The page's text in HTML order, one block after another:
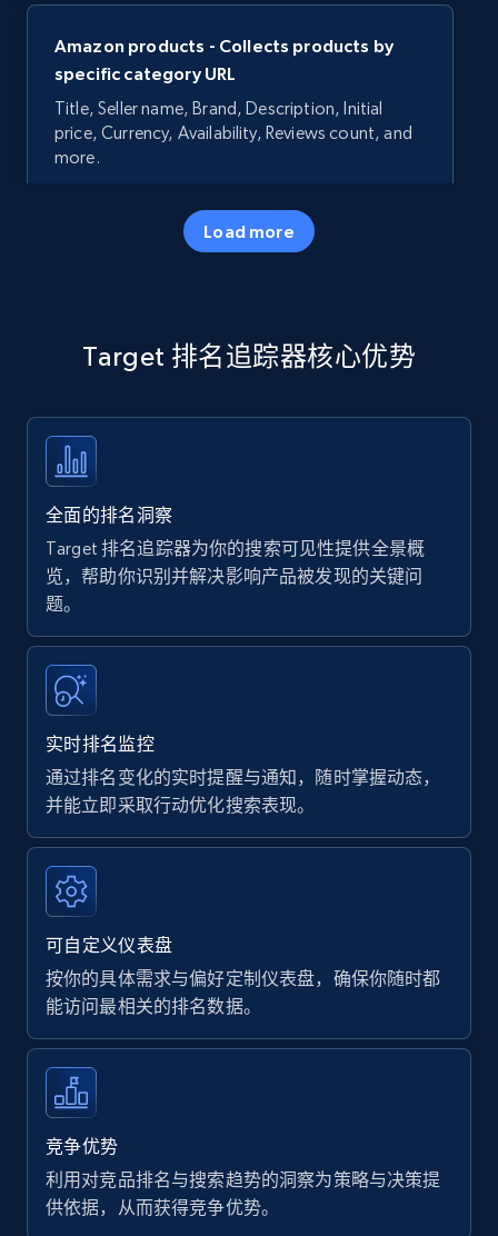
Amazon products - Collects products by
specific category URL
Title, Seller name, Brand, Description, Initial
price, Currency, Availability, Reviews count, and
more.
5.7K+
specific keywords
price, Currency, Availability, Reviews count, and
more.
Amazon products - find products by using
upc numbers
Title, Seller name, Brand, Description, Initial
price, Currency, Availability, Reviews count, and
more.
35.3K+ 5.7K+ 立即开始
Amazon Reviews
URL, Product name, Product rating, Product
rating object, Product rating max, Rating,
Author name, Asin, and more.
Walmart - products
URL, Final price, Sku, Currency, Gtin,
Specifications, Image urls, Top reviews, and
more.
Load more
Target 排名追踪器核心优势
全面的排名洞察
Target 排名追踪器为你的搜索可见性提供全景概
览，帮助你识别并解决影响产品被发现的关键问
题。
实时排名监控
通过排名变化的实时提醒与通知，随时掌握动态，
并能立即采取行动优化搜索表现。
可自定义仪表盘
按你的具体需求与偏好定制仪表盘，确保你随时都
能访问最相关的排名数据。
竞争优势
利用对竞品排名与搜索趋势的洞察为策略与决策提
供依据，从而获得竞争优势。